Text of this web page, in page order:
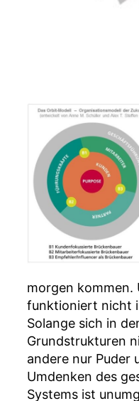
morgen kommen.
funktioniert nicht
Solange sich in
Grundstrukturen
andere nur Puder
Umdenken des
Systems ist